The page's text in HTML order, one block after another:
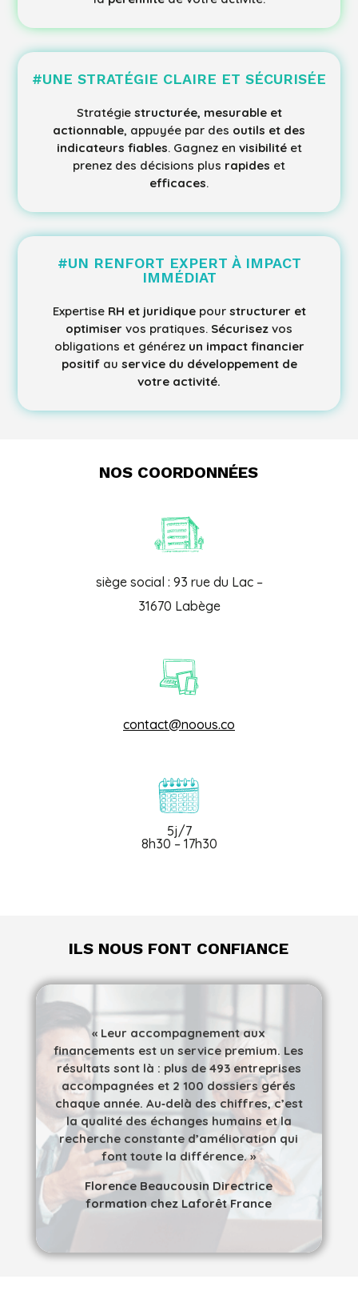
#UNE STRATÉGIE CLAIRE ET SÉCURISÉE
Stratégie structurée, mesurable et
actionnable, appuyée par des outils et des
indicateurs fiables. Gagnez en visibilitéet
prenez des décisions plus rapides et
efficaces.
#UN RENFORT EXPERT À IMPACT
IMMÉDIAT
Expertise RH et juridiquepour structurer et
optimiser vos pratiques. Sécurisez vos
obligations et générez un impact financier
positifau service du développement de
votre activité.
NOS COORDONNÉES
siège social : 93 rue du Lac –
31670 Labège
contact@noous.co
5j/7
8h30 – 17h30
ILS NOUS FONT CONFIANCE
« Leur accompagnement aux
financements est un service premium. Les
résultats sont là : plus de 493 entreprises
accompagnées et 2 100 dossiers gérés
chaque année. Au‑delà des chiffres, c’est
la qualité des échanges humains et la
recherche constante d’amélioration qui
font toute la différence. »
Florence Beaucousin Directrice
formation chez Laforêt France